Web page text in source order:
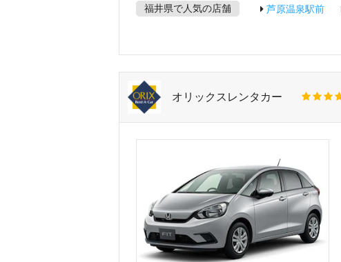
福井県で人気の店舗 芦原温泉駅前
オリックスレンタカー